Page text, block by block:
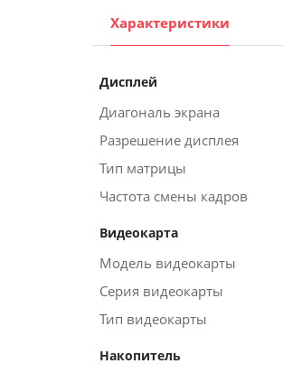
Характеристики
Дисплей
Диагональ экрана
Разрешение дисплея
Тип матрицы
Частота смены кадров
Видеокарта
Модель видеокарты
Серия видеокарты
Тип видеокарты
Накопитель